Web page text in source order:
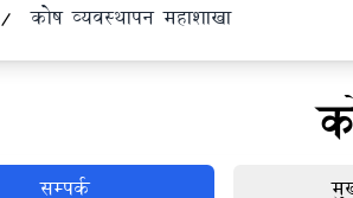
/ कोष व्यवस्थापन महाशाखा
सम्पर्क